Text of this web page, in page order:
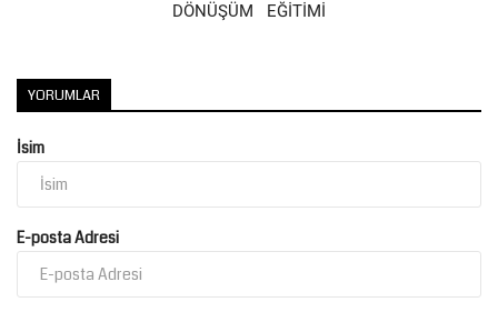
DÖNÜŞÜM EĞİTİMİ
YORUMLAR
İsim
E-posta Adresi